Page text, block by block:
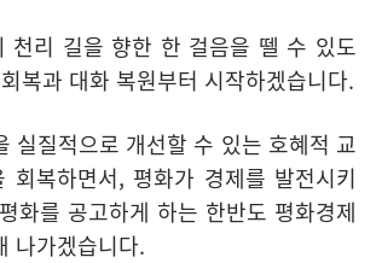
천리 길을 향한 한 걸음을 뗄 수 있도
복과 대화 복원부터 시작하겠습니다.
실질적으로 개선할 수 있는 호혜적 교
회복하면서, 평화가 경제를 발전시키
화를 공고하게 하는 한반도 평화경제
나가겠습니다.